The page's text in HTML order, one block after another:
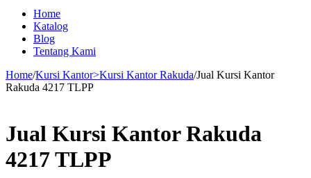
Home
Katalog
Blog
Tentang Kami
Home/Kursi Kantor>Kursi Kantor Rakuda/Jual Kursi Kantor
Rakuda 4217 TLPP
Jual Kursi Kantor Rakuda
4217 TLPP